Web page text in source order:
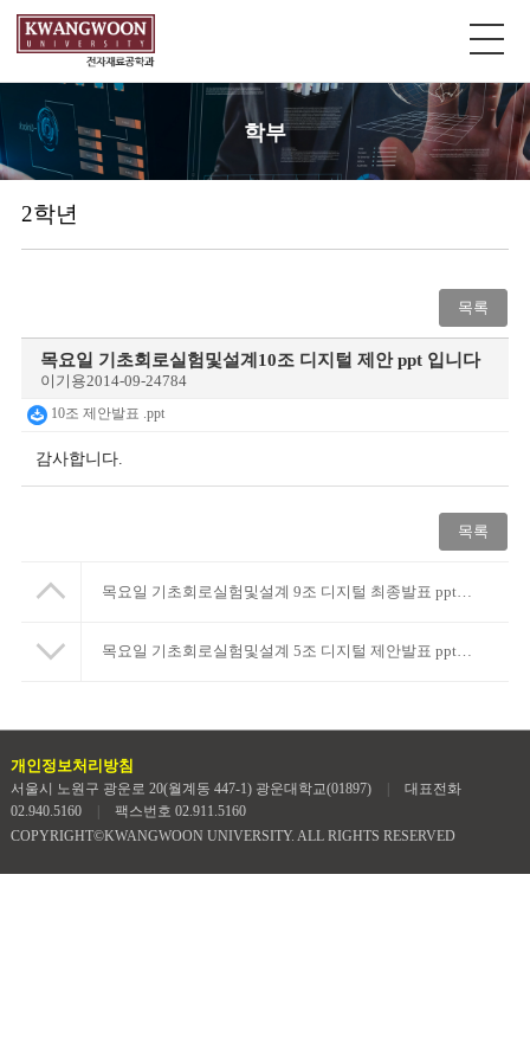
학부
2학년
목록
목요일 기초회로실험및설계10조 디지털 제안 ppt 입니다
이기용2014-09-24784
10조 제안발표 .ppt
감사합니다.
목록
목요일 기초회로실험및설계 9조 디지털 최종발표 ppt입니다.
목요일 기초회로실험및설계 5조 디지털 제안발표 ppt입니다.
개인정보처리방침
서울시 노원구 광운로 20(월계동 447-1) 광운대학교(01897)
대표전화
02.940.5160
팩스번호 02.911.5160
COPYRIGHT©KWANGWOON UNIVERSITY. ALL RIGHTS RESERVED